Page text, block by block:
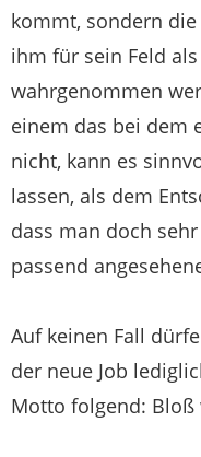
kommt, sondern
ihm für sein Feld
wahrgenommen
einem das bei dem
nicht, kann es
lassen, als dem
dass man doch
passend
Auf keinen Fall
der neue Job
Motto folgend: Bloß